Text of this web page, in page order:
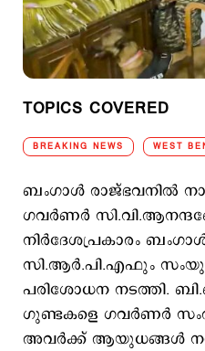
TOPICS COVERED
BREAKING NEWS WEST
ബംഗാള്‍ രാജ്ഭവനില്‍
ഗവര്‍ണര്‍
നിര്‍ദേശപ്രകാരം
സി.ആര്‍.പി.എഫും
പരിശോധന നടത്തി.
ഗുണ്ടകളെ ഗവര്‍ണര്‍
അവര്‍ക്ക് ആയുധങ്ങള്‍